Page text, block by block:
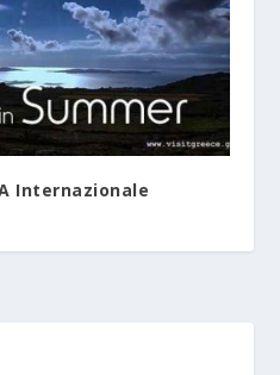
Internazionale